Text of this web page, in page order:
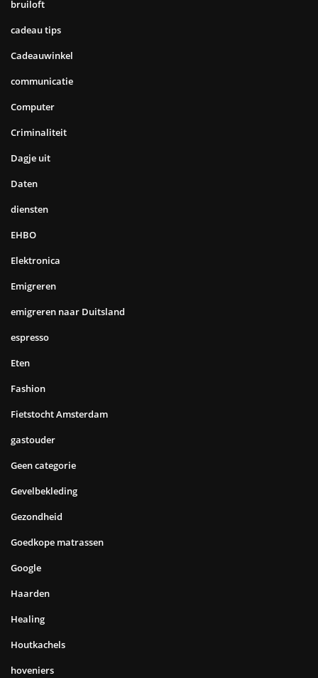
bruiloft
cadeau tips
Cadeauwinkel
communicatie
Computer
Criminaliteit
Dagje uit
Daten
diensten
EHBO
Elektronica
Emigreren
emigreren naar Duitsland
espresso
Eten
Fashion
Fietstocht Amsterdam
gastouder
Geen categorie
Gevelbekleding
Gezondheid
Goedkope matrassen
Google
Haarden
Healing
Houtkachels
hoveniers